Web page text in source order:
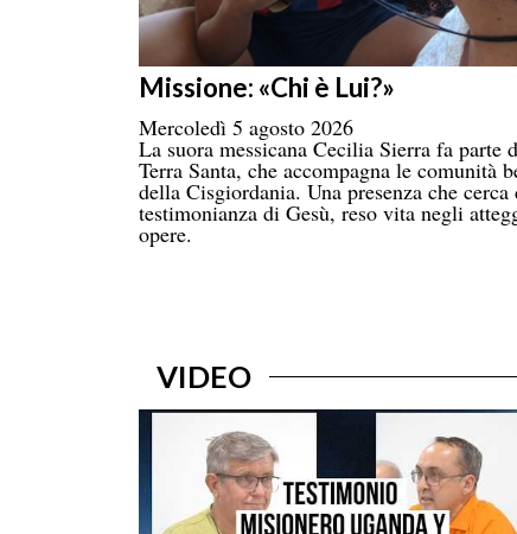
Missione: «Chi è Lui?»
Mercoledì 5 agosto 2026
La suora messicana Cecilia Sierra fa parte
Terra Santa, che accompagna le comunità
della Cisgiordania. Una presenza che
testimonianza di Gesù, reso vita negli
opere.
VIDEO